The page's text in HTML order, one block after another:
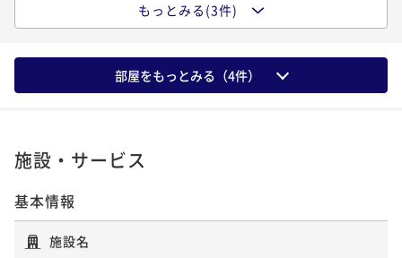
【秋・茜会席】栗ご飯やきのこの土瓶蒸し、郷土料理
事前決済可
IN 15:00 - 18:00 OUT11:00
ポイント即利用で最大5％OFF
【秋・暁会席】料理長厳選の秋の特選食材◆甘鯛や但
馬牛・松茸のすき焼きや松茸ご飯など、秋の味覚を堪
能！
二食付き 事前決済可
もっとみる(3件)
部屋をもっとみる（4件）
施設・サービス
基本情報
施設名